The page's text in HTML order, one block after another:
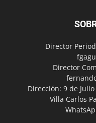
Director
Director
Dirección: 9 de Julio
Villa Carlos